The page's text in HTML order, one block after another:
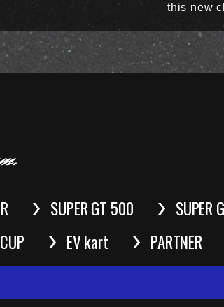
this new
SUPER GT 500 SUPER
EV kart PARTNER